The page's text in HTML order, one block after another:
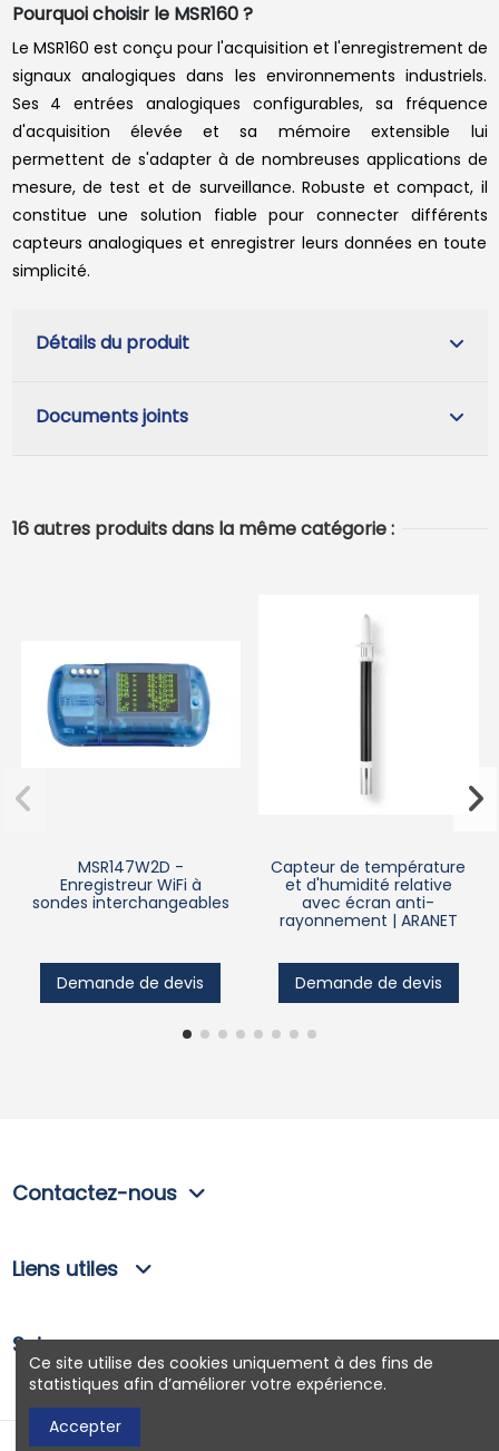
Pourquoi choisir le MSR160 ?
Le MSR160 est conçu pour l'acquisition et l'enregistrement de
signaux analogiques dans les environnements industriels.
Ses 4 entrées analogiques configurables, sa fréquence
d'acquisition élevée et sa mémoire extensible lui
permettent de s'adapter à de nombreuses applications de
mesure, de test et de surveillance. Robuste et compact, il
constitue une solution fiable pour connecter différents
capteurs analogiques et enregistrer leurs données en toute
simplicité.
Détails du produit
Documents joints
16 autres produits dans la même catégorie :
MSR147W2D -
Enregistreur WiFi à
sondes interchangeables
Demande de devis
Capteur de température
et d'humidité relative
avec écran anti-
rayonnement | ARANET
Demande de devis
Contactez-nous
Liens utiles
Suivez-nous
Ce site utilise des cookies uniquement à des fins de
statistiques afin d’améliorer votre expérience.
Accepter